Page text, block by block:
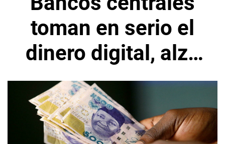
toman en serio el
dinero digital, alza
del bitcoin impulso
el interés